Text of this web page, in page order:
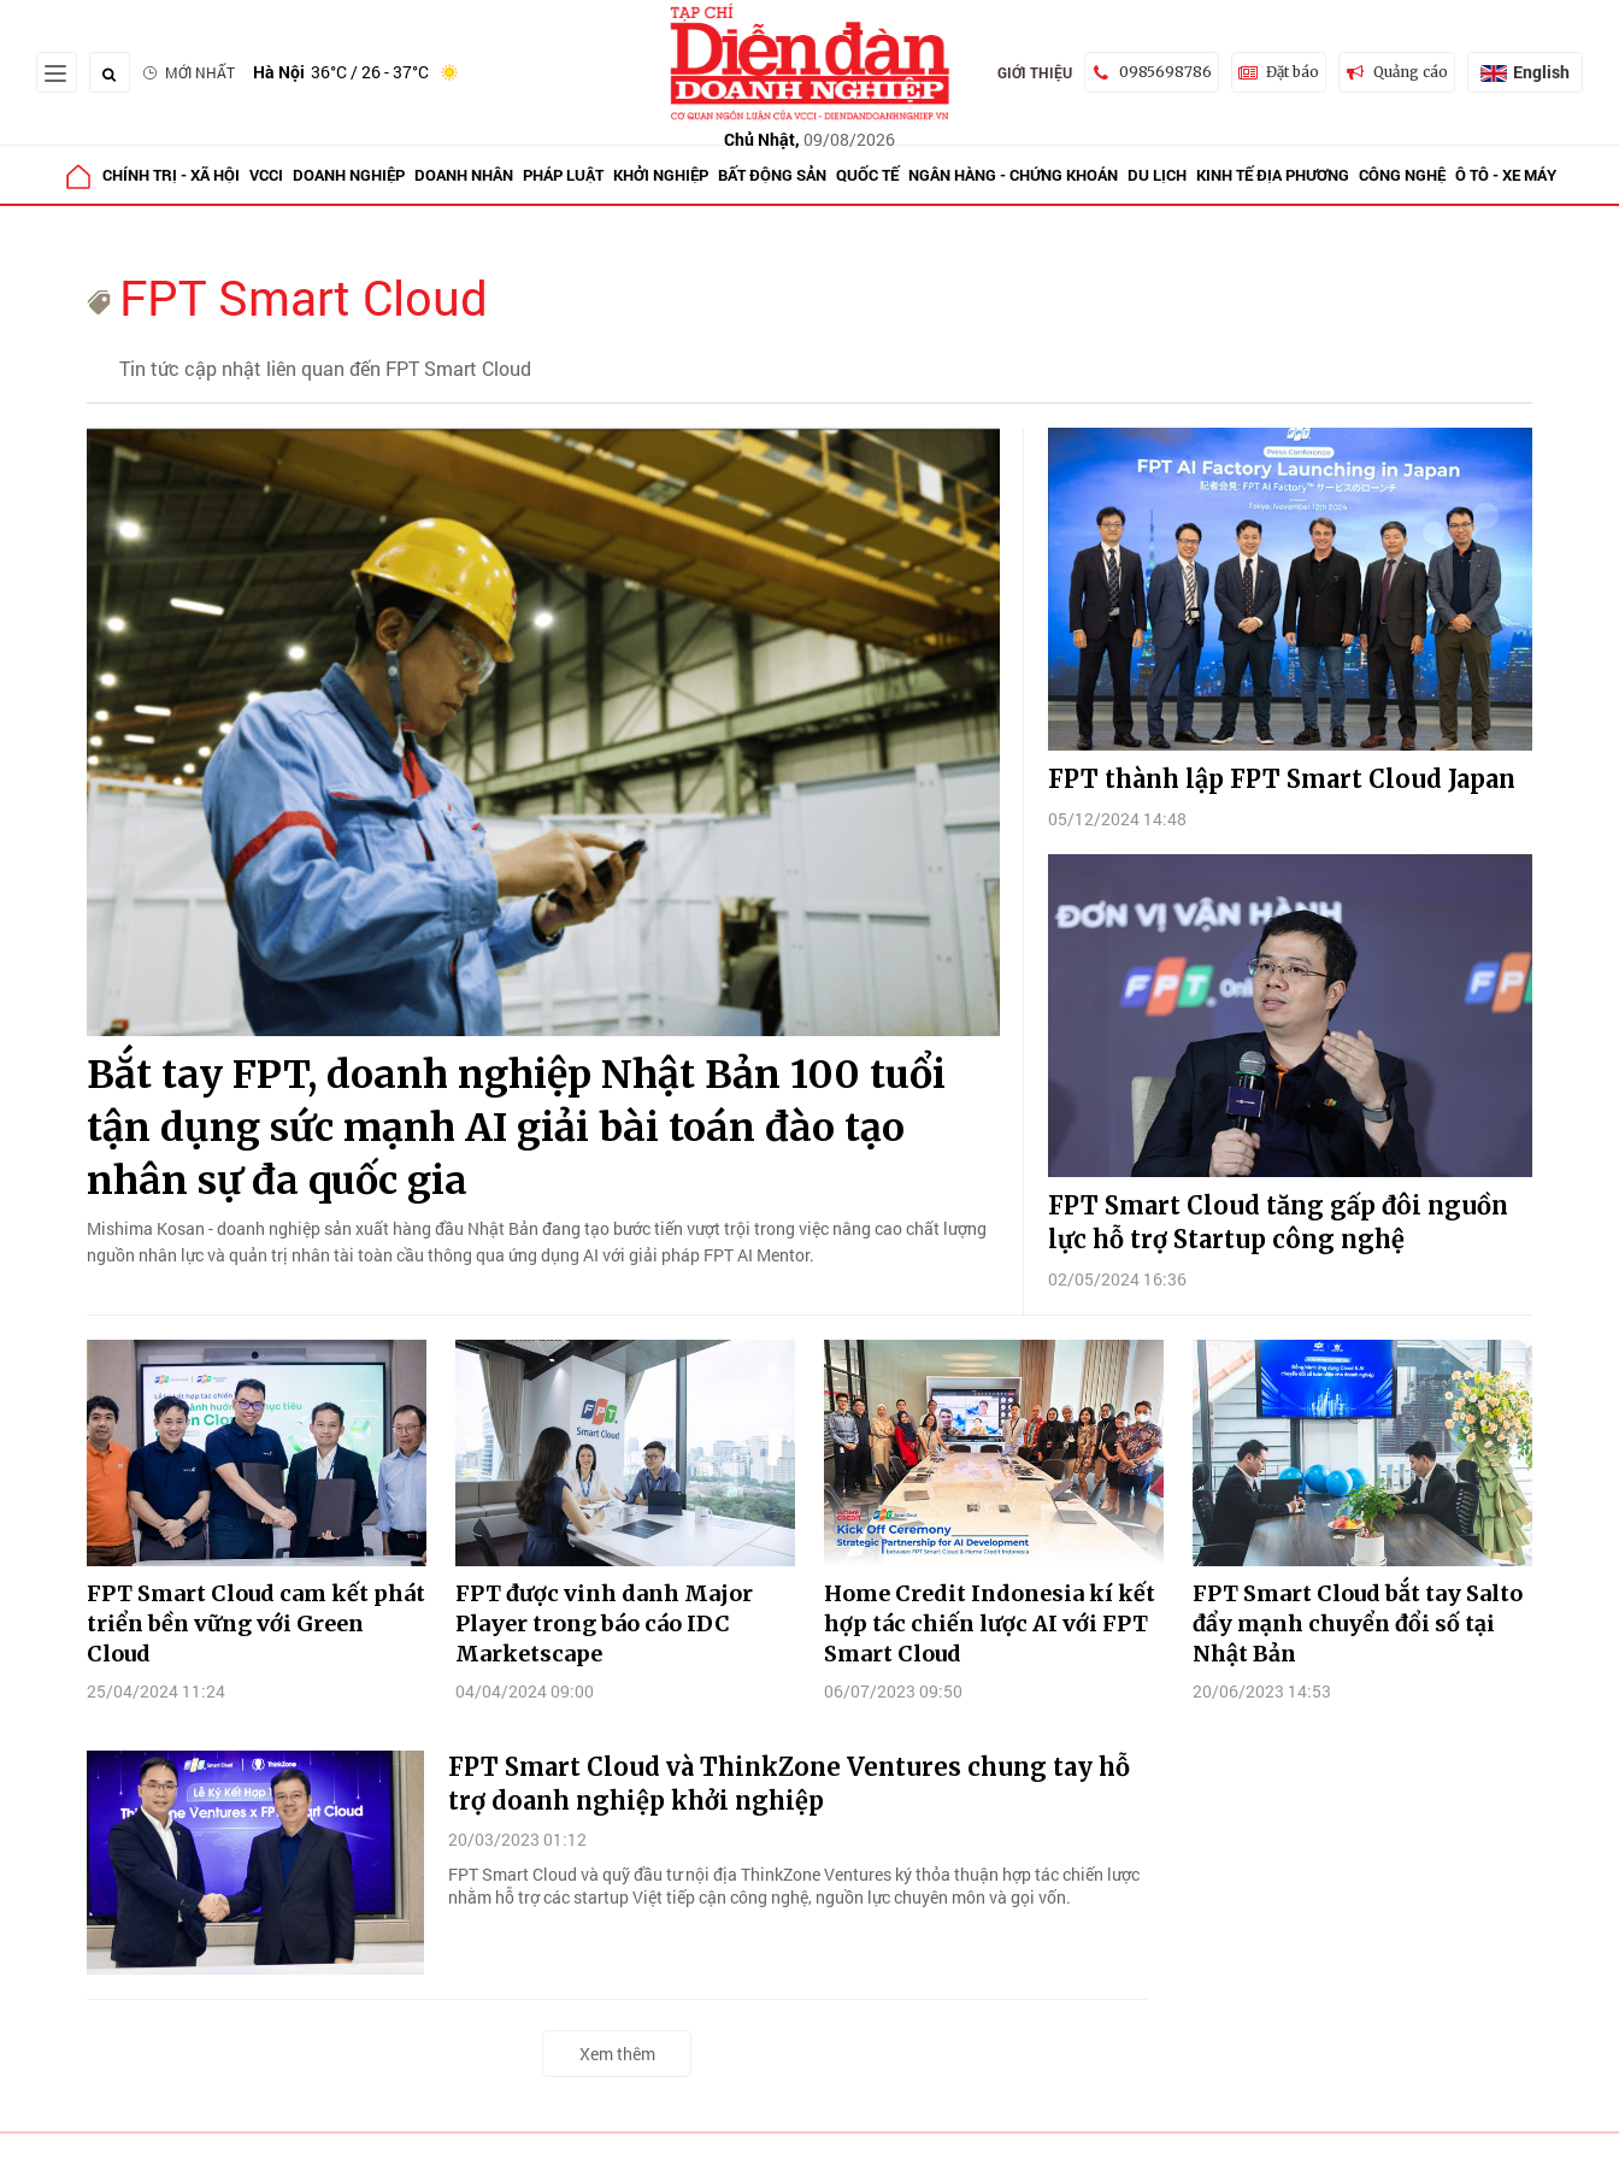
MỚI NHẤT Hà Nội 36°C/ 26 - 37°C
Chủ Nhật, 09/08/2026
GIỚI THIỆU 0985698786 Đặt báo Quảng cáo English
CHÍNH TRỊ - XÃ HỘI VCCI DOANH NGHIỆP DOANH NHÂN PHÁP LUẬT KHỞI NGHIỆP BẤT ĐỘNG SẢN QUỐC TẾ NGÂN HÀNG - CHỨNG KHOÁN DU LỊCH KINH TẾ ĐỊA PHƯƠNG CÔNG NGHỆ Ô TÔ - XE MÁY
FPT Smart Cloud
Tin tức cập nhật liên quan đến FPT Smart Cloud
Bắt tay FPT, doanh nghiệp Nhật Bản 100 tuổi
tận dụng sức mạnh AI giải bài toán đào tạo
nhân sự đa quốc gia
Mishima Kosan - doanh nghiệp sản xuất hàng đầu Nhật Bản đang tạo bước tiến vượt trội trong việc nâng cao chất lượng
nguồn nhân lực và quản trị nhân tài toàn cầu thông qua ứng dụng AI với giải pháp FPT AI Mentor.
FPT thành lập FPT Smart Cloud Japan
05/12/2024 14:48
FPT Smart Cloud tăng gấp đôi nguồn
lực hỗ trợ Startup công nghệ
02/05/2024 16:36
FPT Smart Cloud cam kết phát
triển bền vững với Green
Cloud
25/04/2024 11:24
FPT được vinh danh Major
Player trong báo cáo IDC
Marketscape
04/04/2024 09:00
Home Credit Indonesia kí kết
hợp tác chiến lược AI với FPT
Smart Cloud
06/07/2023 09:50
FPT Smart Cloud bắt tay Salto
đẩy mạnh chuyển đổi số tại
Nhật Bản
20/06/2023 14:53
FPT Smart Cloud và ThinkZone Ventures chung tay hỗ
trợ doanh nghiệp khởi nghiệp
20/03/2023 01:12
FPT Smart Cloud và quỹ đầu tư nội địa ThinkZone Ventures ký thỏa thuận hợp tác chiến lược
nhằm hỗ trợ các startup Việt tiếp cận công nghệ, nguồn lực chuyên môn và gọi vốn.
Xem thêm